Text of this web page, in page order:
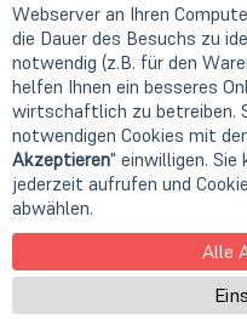
Space Station) zertifiziert
2020 startete Lenovo
Vorstellung des ThinkPad
faltbarem Display. Die
Lenovo. 13 Millionen
den ersten Wochen und
verdoppelte sich.
Webserver an Ihren
die Dauer des Besuchs zu
notwendig (z.B. für den
helfen Ihnen ein besseres
wirtschaftlich zu betreiben.
notwendigen Cookies mit
Akzeptieren" einwilligen. Sie
jederzeit aufrufen und
abwählen.
Alle